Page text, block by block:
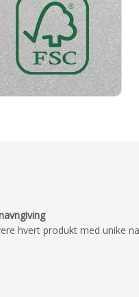
hvert produkt med unike